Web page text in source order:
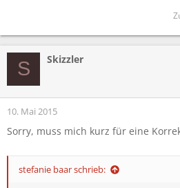
S Skizzler
10. Mai 2015
Sorry, muss mich kurz für eine
stefanie baar schrieb: